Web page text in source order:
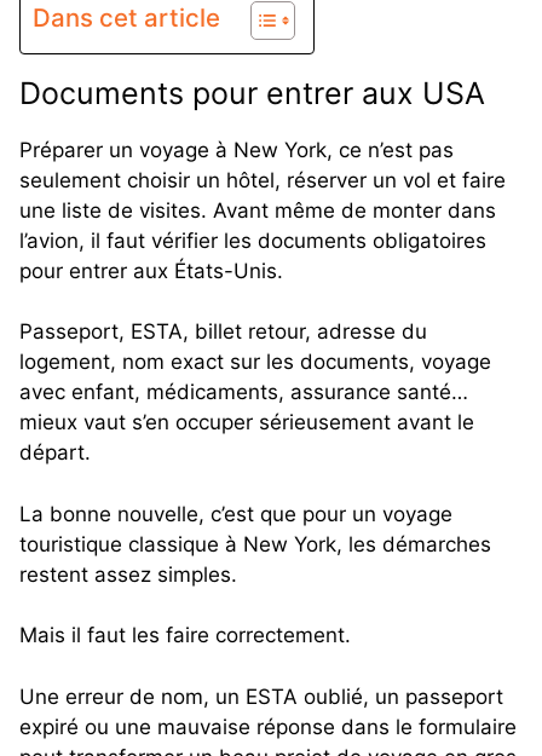
Dans cet article
Documents pour entrer aux USA
Préparer un voyage à New York, ce n’est pas
seulement choisir un hôtel, réserver un vol et faire
une liste de visites. Avant même de monter dans
l’avion, il faut vérifier les documents obligatoires
pour entrer aux États-Unis.
Passeport, ESTA, billet retour, adresse du
logement, nom exact sur les documents, voyage
avec enfant, médicaments, assurance santé…
mieux vaut s’en occuper sérieusement avant le
départ.
La bonne nouvelle, c’est que pour un voyage
touristique classique à New York, les démarches
restent assez simples.
Mais il faut les faire correctement.
Une erreur de nom, un ESTA oublié, un passeport
expiré ou une mauvaise réponse dans le formulaire